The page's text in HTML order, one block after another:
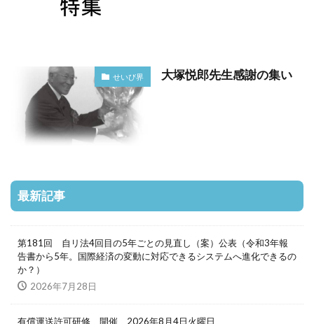
せいび界 大塚悦郎先生感謝の集い
最新記事
第181回 自リ法4回目の5年ごとの見直し（案）公表（令和3年報
告書から5年。国際経済の変動に対応できるシステムへ進化できるの
か？）
2026年7月28日
有償運送許可研修 開催 2026年8月4日火曜日